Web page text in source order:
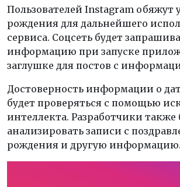
Пользователей Instagram обяжут
рождения для дальнейшего
сервиса. Соцсеть будет
информацию при запуске
заглушке для постов с
Достоверность информации о
будет проверяться с помощью
интеллекта. Разработчики также
анализировать записи с
рождения и другую информацию.